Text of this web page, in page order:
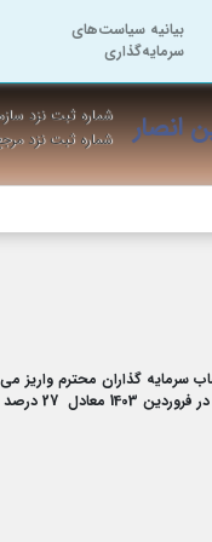
بیانیه سیاست‌های
سرمایه‌گذاری
انصار شماره ثبت نزد
شماره ثبت نزد
می باشد